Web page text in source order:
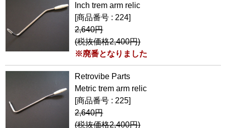
Inch trem arm relic
[商品番号 : 224]
2,640円
(税抜価格2,400円)
※廃番となりました
Retrovibe Parts
Metric trem arm relic
[商品番号 : 225]
2,640円
(税抜価格2,400円)